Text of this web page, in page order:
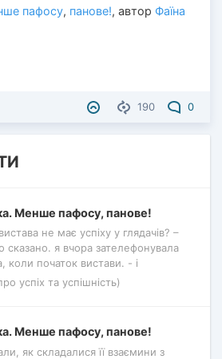
пафосу, панове!, автор Фаїна
190 0
Менше пафосу, панове!
не має успіху у глядачів? –
сказано. я вчора зателефонувала
коли початок вистави. - і
успіх та успішність)
Менше пафосу, панове!
як складалися її взаємини з